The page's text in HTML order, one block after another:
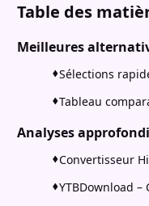
Table des
Meilleures
Sélections
Tableau
Analyses
Convertisseur
YTBDownload